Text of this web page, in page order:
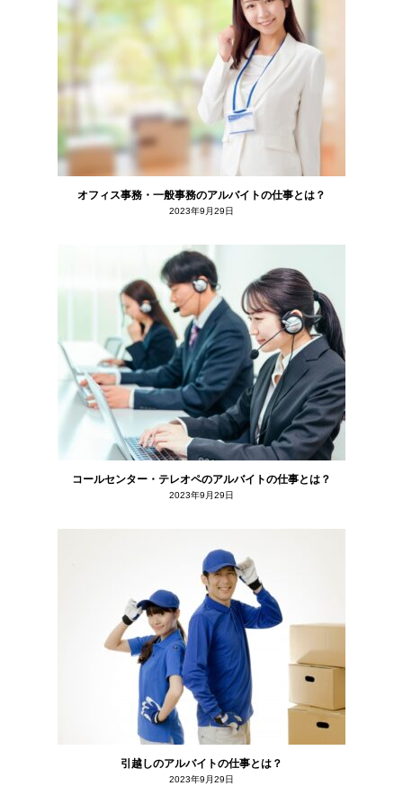
オフィス事務・一般事務のアルバイトの仕事とは？
2023年9月29日
コールセンター・テレオペのアルバイトの仕事とは？
2023年9月29日
引越しのアルバイトの仕事とは？
2023年9月29日